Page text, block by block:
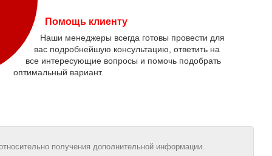
Помощь клиенту
Наши менеджеры всегда готовы провести для
вас подробнейшую консультацию, ответить на
все интересующие вопросы и помочь подобрать
оптимальный вариант.
получения дополнительной информации.